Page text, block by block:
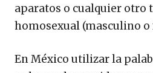
aparatos o cualquier otro
homosexual (masculino
En México utilizar la